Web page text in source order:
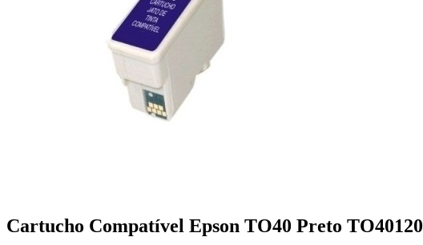
Cartucho Compatível Epson TO40 Preto TO40120